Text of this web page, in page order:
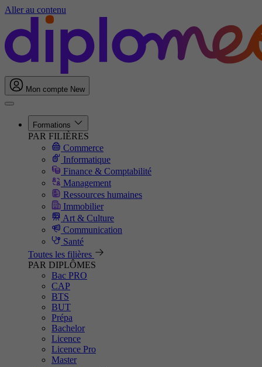
Aller au contenu
Mon compte New
Formations
PAR FILIÈRES
Commerce
Informatique
Finance & Comptabilité
Management
Ressources humaines
Immobilier
Art & Culture
Communication
Santé
Toutes les filières
PAR DIPLÔMES
Bac PRO
CAP
BTS
BUT
Prépa
Bachelor
Licence
Licence Pro
Master